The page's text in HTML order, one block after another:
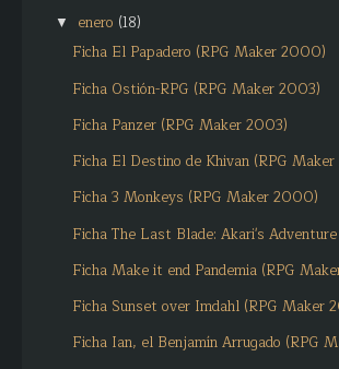
▼ enero (18)
Ficha El Papadero (RPG Maker 2000)
Ficha Ostión-RPG (RPG Maker 2003)
Ficha Panzer (RPG Maker 2003)
Ficha El Destino de Khivan (RPG
Ficha 3 Monkeys (RPG Maker 2000)
Ficha The Last Blade: Akari's
Ficha Make it end Pandemia (RPG
Ficha Sunset over Imdahl (RPG Maker
Ficha Ian, el Benjamín Arrugado (RPG